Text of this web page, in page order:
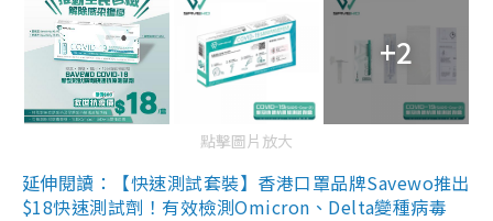
+2
點擊圖片放大
延伸閱讀：【快速測試套裝】香港口罩品牌Savewo推出
$18快速測試劑！有效檢測Omicron、Delta變種病毒